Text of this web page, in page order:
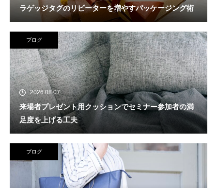
ラゲッジタグのリピーターを増やすパッケージング術
ブログ
2026.08.07
来場者プレゼント用クッションでセミナー参加者の満
足度を上げる工夫
ブログ